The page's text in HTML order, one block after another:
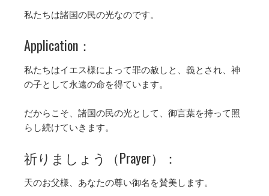
私たちは諸国の民の光なのです。
Application：
私たちはイエス様によって罪の赦しと、義とされ、神
の子として永遠の命を得ています。
だからこそ、諸国の民の光として、御言葉を持って照
らし続けていきます。
祈りましょう（Prayer）：
天のお父様、あなたの尊い御名を賛美します。